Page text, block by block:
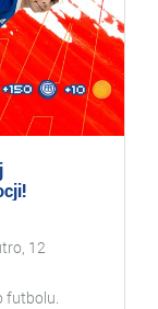
12
futbolu.